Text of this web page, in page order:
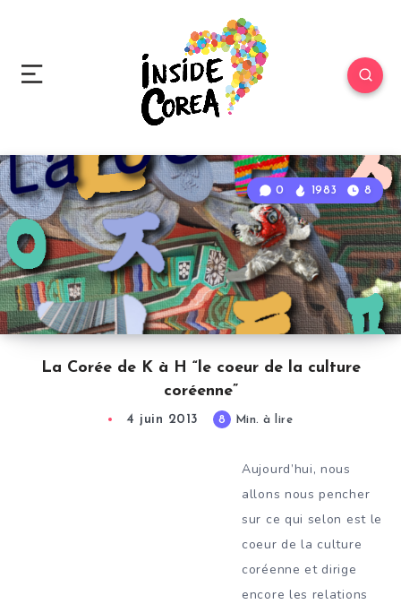
La Corée de K à H “le coeur de la culture
coréenne”
0 1983 8
4 juin 2013 8 Min. à lire
Aujourd’hui, nous
allons nous pencher
sur ce qui selon est le
coeur de la culture
coréenne et dirige
encore les relations